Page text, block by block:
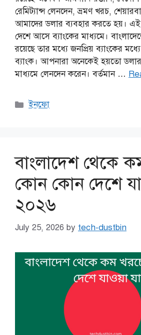
রেমিট্যান্স লেনদেন, ভ্রমণ খরচ,
আমাদের ডলার ব্যবহার করতে হয়।
দেশে আসে ব্যাংকের মাধ্যমে।
রয়েছে তার মধ্যে জনপ্রিয় ব্যাংকের
ব্যাংক। আপনারা অনেকেই হয়তো ডলার
মাধ্যমে লেনদেন করেন। বর্তমান …
Categories
ইনফো
বাংলাদেশ থেকে
কোন কোন দেশে
২০২৬
July 25, 2026 by tech-dustbin